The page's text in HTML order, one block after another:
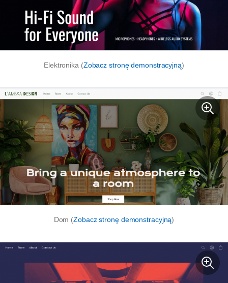
Elektronika (Zobacz stronę demonstracyjną)
Dom (Zobacz stronę demonstracyjną)